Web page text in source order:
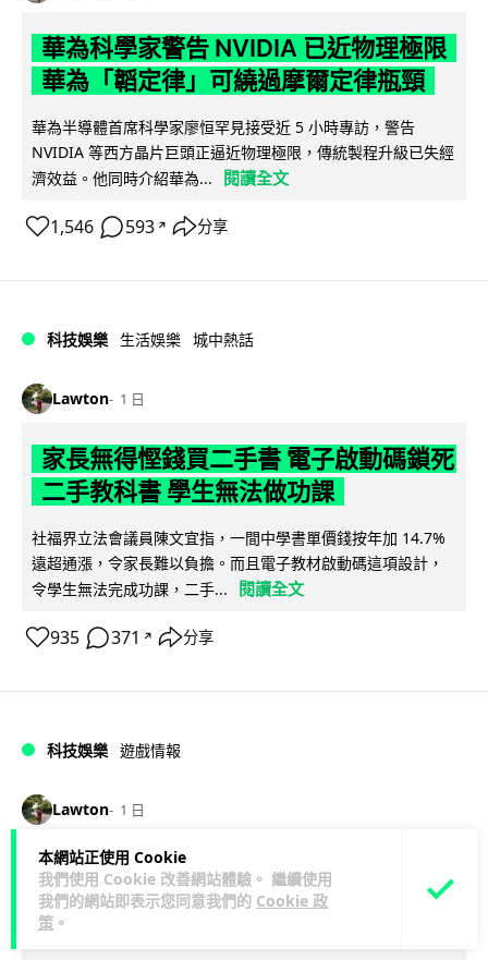
本網站正使用 Cookie
我們使用 Cookie 改善網站體驗。 繼續使用
我們的網站即表示您同意我們的 Cookie 政
策 。
華為科學家警告 NVIDIA 已近物理極限
華為「韜定律」可繞過摩爾定律瓶頸
華為半導體首席科學家廖恒罕見接受近 5 小時專訪，警告
NVIDIA 等西方晶片巨頭正逼近物理極限，傳統製程升級已失經
濟效益。他同時介紹華為...
閱讀全文
1,546 593 ↗ 分享
科技娛樂 生活娛樂 城中熱話
Lawton 1 日
家長無得慳錢買二手書 電子啟動碼鎖死
二手教科書 學生無法做功課
社福界立法會議員陳文宜指，一間中學書單價錢按年加 14.7%
遠超通漲，令家長難以負擔。而且電子教材啟動碼這項設計，
令學生無法完成功課，二手...
閱讀全文
935 371 ↗ 分享
科技娛樂 遊戲情報
Lawton 1 日
PlayStation 確認停產實體光碟 包裝印
出重要通告 2028 年 1 月後不出光碟遊
戲